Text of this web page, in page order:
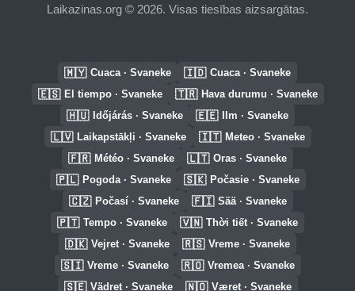
Laikazinas.org © 2026. Visas tiesības aizsargātas.
🇲🇾 Cuaca · Svaneke 🇮🇩 Cuaca · Svaneke
🇪🇸 El tiempo · Svaneke 🇹🇷 Hava durumu · Svaneke
🇭🇺 Időjárás · Svaneke 🇪🇪 Ilm · Svaneke
🇱🇻 Laikapstākļi · Svaneke 🇮🇹 Meteo · Svaneke
🇫🇷 Météo · Svaneke 🇱🇹 Oras · Svaneke
🇵🇱 Pogoda · Svaneke 🇸🇰 Počasie · Svaneke
🇨🇿 Počasí · Svaneke 🇫🇮 Sää · Svaneke
🇵🇹 Tempo · Svaneke 🇻🇳 Thời tiết · Svaneke
🇩🇰 Vejret · Svaneke 🇷🇸 Vreme · Svaneke
🇸🇮 Vreme · Svaneke 🇷🇴 Vremea · Svaneke
🇸🇪 Vädret · Svaneke 🇳🇴 Været · Svaneke